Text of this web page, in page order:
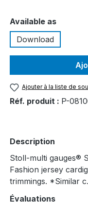
Sélectionnez
Available as
Download
Ajouter à la liste de
Réf. produit : P-
Description
Stoll-multi gauges®
Fashion jersey
trimmings. *Similar
Évaluations